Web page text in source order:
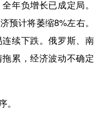
负增长已成定局。
预计将萎缩8%左右。
续下跌。俄罗斯、南
累，经济波动不确定